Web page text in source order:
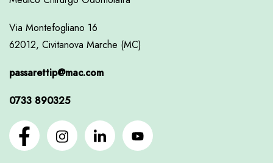
Via Montefogliano 16
62012, Civitanova Marche (MC)
passarettip@mac.com
0733 890325